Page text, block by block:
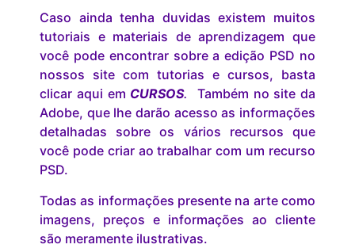
Caso ainda tenha duvidas existem muitos
tutoriais e materiais de aprendizagem que
você pode encontrar sobre a edição PSD no
nossos site com tutorias e cursos, basta
clicar aqui em CURSOS.
Também no site da
Adobe, que lhe darão acesso as informações
detalhadas sobre os vários recursos que
você pode criar ao trabalhar com um recurso
PSD.
Todas as informações presente na arte como
imagens, preços e informações ao cliente
são meramente ilustrativas.